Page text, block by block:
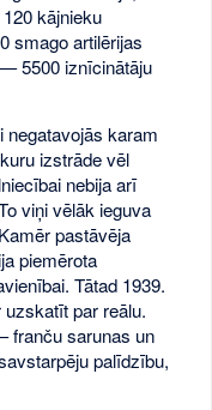
kājnieku
smago artilērijas
5500 iznīcinātāju
negatavojās karam
izstrāde vēl
nebija arī
viņi vēlāk ieguva
pastāvēja
piemērota
Tātad 1939.
par reālu.
franču sarunas un
palīdzību,